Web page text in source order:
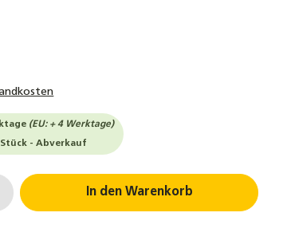
(EU: + 4 Werktage)
- Abverkauf
den gewünschten Wert
In den Warenkorb